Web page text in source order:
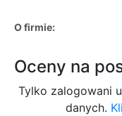
O firmie:
Oceny na
Tylko zalogowani
danych.